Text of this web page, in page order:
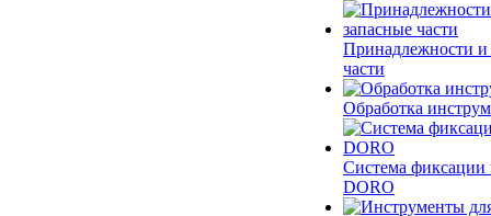
Принадлежности и
части
Обработка
Система фиксации
DORO